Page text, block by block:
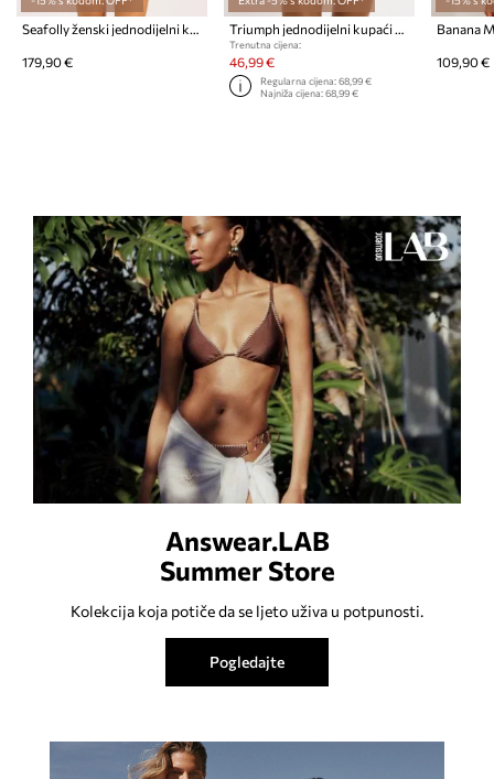
Seafolly ženski jednodijelni kupaći kostim Ring Front
179,90 €
Triumph jednodijelni kupaći kostim za žene Summer Dune
Trenutna cijena:
46,99 €
Regularna cijena:68,99 €
Najniža cijena:68,99 €
109,90 €
Answear.LAB
Summer Store
Kolekcija koja potiče da se ljeto uživa u potpunosti.
Pogledajte